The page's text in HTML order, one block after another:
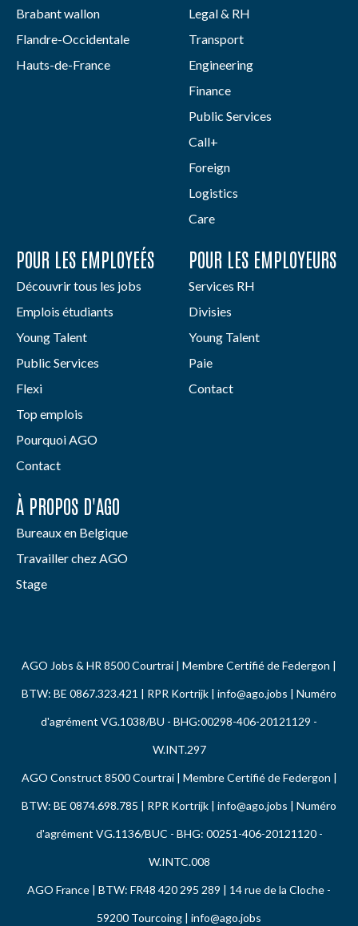
Brabant wallon
Flandre-Occidentale
Hauts-de-France
Legal & RH
Transport
Engineering
Finance
Public Services
Call+
Foreign
Logistics
Care
POUR LES EMPLOYEÉS
Découvrir tous les jobs
Emplois étudiants
Young Talent
Public Services
Flexi
Top emplois
Pourquoi AGO
Contact
POUR LES EMPLOYEURS
Services RH
Divisies
Young Talent
Paie
Contact
À PROPOS D'AGO
Bureaux en Belgique
Travailler chez AGO
Stage
AGO Jobs & HR 8500 Courtrai | Membre Certifié de Federgon |
BTW: BE 0867.323.421 | RPR Kortrijk | info@ago.jobs | Numéro
d'agrément VG.1038/BU - BHG:00298-406-20121129 -
W.INT.297
AGO Construct 8500 Courtrai | Membre Certifié de Federgon |
BTW: BE 0874.698.785 | RPR Kortrijk | info@ago.jobs | Numéro
d'agrément VG.1136/BUC - BHG: 00251-406-20121120 -
W.INTC.008
AGO France | BTW: FR48 420 295 289 | 14 rue de la Cloche -
59200 Tourcoing | info@ago.jobs